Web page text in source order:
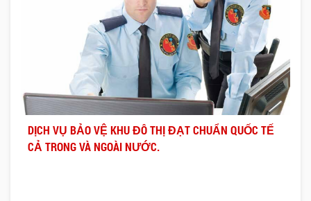
DỊCH VỤ BẢO VỆ KHU ĐÔ THỊ ĐẠT CHUẨN QUỐC TẾ
CẢ TRONG VÀ NGOÀI NƯỚC.